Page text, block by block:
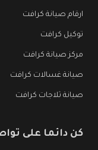
ارقام صيانة كرافت
توكيل كرافت
مركز صيانة كرافت
صيانة غسالات كرافت
صيانة ثلاجات كرافت
كن دائما على